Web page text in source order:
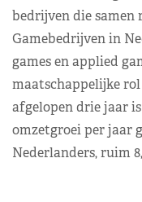
bedrijven die samen
Gamebedrijven in
games en applied
maatschappelijke
afgelopen drie jaar
omzetgroei per jaar
Nederlanders, ruim